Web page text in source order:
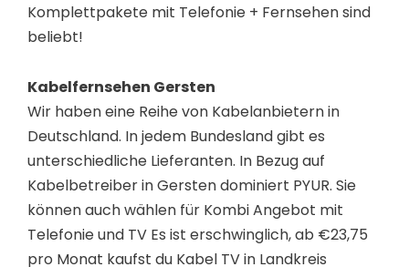
Komplettpakete mit Telefonie + Fernsehen sind
beliebt!
Kabelfernsehen Gersten
Wir haben eine Reihe von Kabelanbietern in
Deutschland. In jedem Bundesland gibt es
unterschiedliche Lieferanten. In Bezug auf
Kabelbetreiber in Gersten dominiert PYUR. Sie
können auch wählen für Kombi Angebot mit
Telefonie und TV Es ist erschwinglich, ab €23,75
pro Monat kaufst du Kabel TV in Landkreis